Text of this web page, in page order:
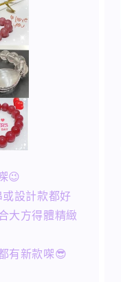
😉
設計款都好
大方得體精緻
有新款㗎😎